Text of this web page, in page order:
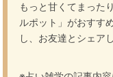
もっと甘くてまった
ルポット」がおすす
し、お友達とシェア